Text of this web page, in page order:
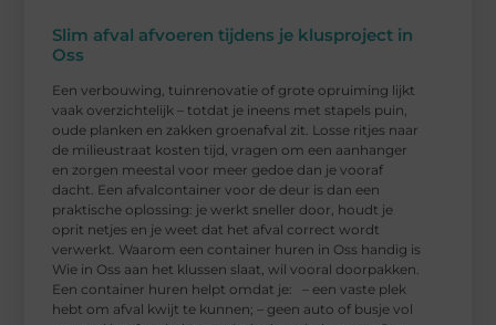
Slim afval afvoeren tijdens je klusproject in
Oss
Een verbouwing, tuinrenovatie of grote opruiming lijkt
vaak overzichtelijk – totdat je ineens met stapels puin,
oude planken en zakken groenafval zit. Losse ritjes naar
de milieustraat kosten tijd, vragen om een aanhanger
en zorgen meestal voor meer gedoe dan je vooraf
dacht. Een afvalcontainer voor de deur is dan een
praktische oplossing: je werkt sneller door, houdt je
oprit netjes en je weet dat het afval correct wordt
verwerkt. Waarom een container huren in Oss handig is
Wie in Oss aan het klussen slaat, wil vooral doorpakken.
Een container huren helpt omdat je: – een vaste plek
hebt om afval kwijt te kunnen; – geen auto of busje vol